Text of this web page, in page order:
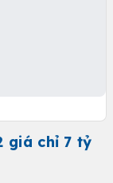
giá chỉ 7 tỷ